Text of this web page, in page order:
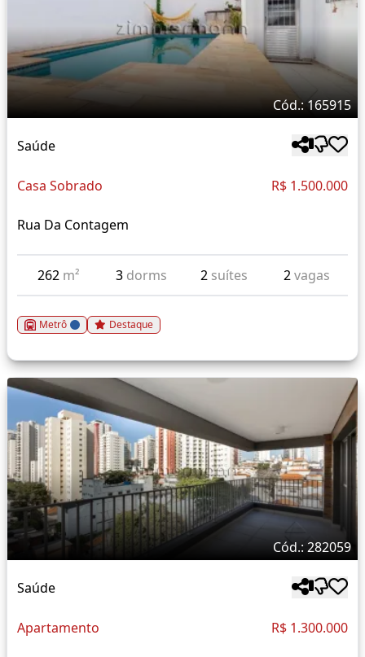
Cód.: 165915
Saúde
Casa Sobrado R$ 1.500.000
Rua Da Contagem
262 m² 3 dorms 2 suítes 2vagas
Metrô Destaque
Cód.: 282059
Saúde
Apartamento R$ 1.300.000